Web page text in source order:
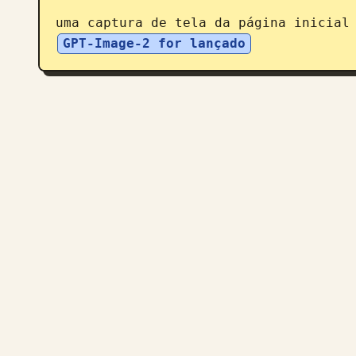
uma captura de tela da página inicial
GPT-Image-2 for lançado